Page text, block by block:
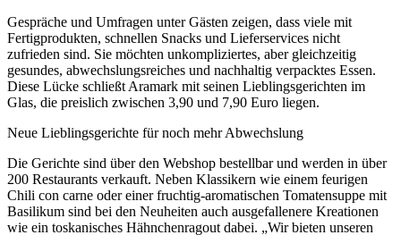
Gespräche und Umfragen unter Gästen zeigen, dass viele mit
Fertigprodukten, schnellen Snacks und Lieferservices nicht
zufrieden sind. Sie möchten unkompliziertes, aber gleichzeitig
gesundes, abwechslungsreiches und nachhaltig verpacktes Essen.
Diese Lücke schließt Aramark mit seinen Lieblingsgerichten im
Glas, die preislich zwischen 3,90 und 7,90 Euro liegen.
Neue Lieblingsgerichte für noch mehr Abwechslung
Die Gerichte sind über den Webshop bestellbar und werden in über
200 Restaurants verkauft. Neben Klassikern wie einem feurigen
Chili con carne oder einer fruchtig-aromatischen Tomatensuppe mit
Basilikum sind bei den Neuheiten auch ausgefallenere Kreationen
wie ein toskanisches Hähnchenragout dabei. „Wir bieten unseren